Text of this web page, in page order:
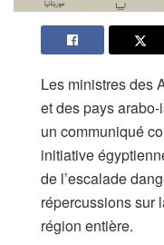
Les ministres des
et des pays
un communiqué
initiative
de l’escalade
répercussions sur
région entière.